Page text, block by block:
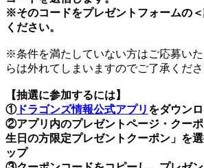
※そのコードをプレゼントフォームの
ください。
※条件を満たしていない方はご応募い
らは外れてしまいますのでご了承くださ
【抽選に参加するには】
①ドラゴンズ情報公式アプリ をダウン
②アプリ内のプレゼントページ・クー
生日の方限定プレゼントクーポン」を
ップ